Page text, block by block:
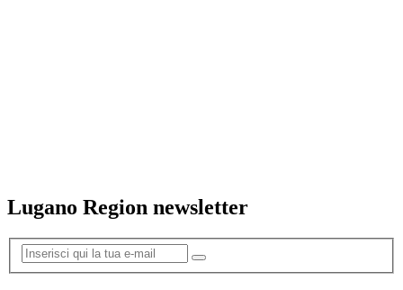
Lugano Region newsletter